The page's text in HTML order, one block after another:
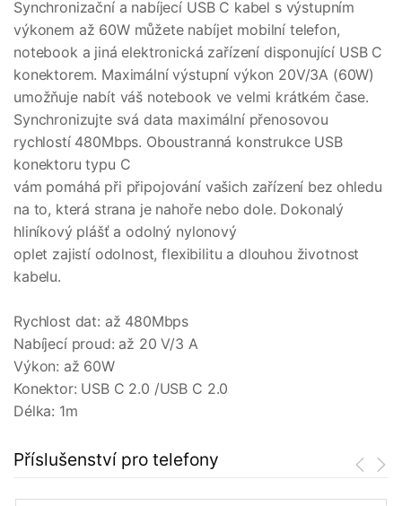
Synchronizační a nabíjecí USB C kabel s výstupním
výkonem až 60W můžete nabíjet mobilní telefon,
notebook a jiná elektronická zařízení disponující USB C
konektorem. Maximální výstupní výkon 20V/3A (60W)
umožňuje nabít váš notebook ve velmi krátkém čase.
Synchronizujte svá data maximální přenosovou
rychlostí 480Mbps. Oboustranná konstrukce USB
konektoru typu C
vám pomáhá při připojování vašich zařízení bez ohledu
na to, která strana je nahoře nebo dole. Dokonalý
hliníkový plášť a odolný nylonový
oplet zajistí odolnost, flexibilitu a dlouhou životnost
kabelu.
Rychlost dat: až 480Mbps
Nabíjecí proud: až 20 V/3 A
Výkon: až 60W
Konektor: USB C 2.0 /USB C 2.0
Délka: 1m
Příslušenství pro telefony